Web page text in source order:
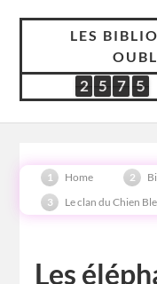
LES
2
5
2 5
2
5 7
9
7 5
9
5
Home
Le clan du Chien
Les